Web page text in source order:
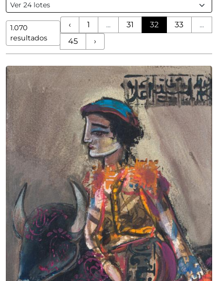
1.070
resultados
‹ 1 ... 31 32 33
...
45
›